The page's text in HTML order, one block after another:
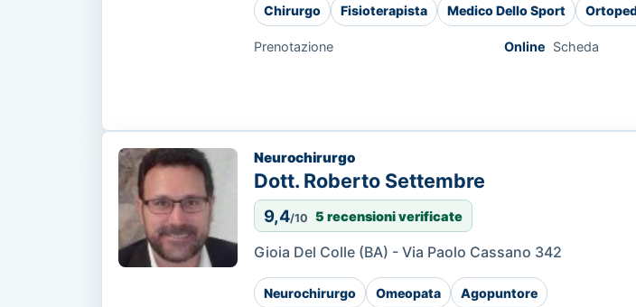
Chirurgo Fisioterapista Medico Dello Sport
Prenotazione Online Scheda
Neurochirurgo
Dott. Roberto Settembre
9,4/10 5 recensioni verificate
Gioia Del Colle (BA) - Via Paolo Cassano 342
Neurochirurgo Omeopata Agopuntore